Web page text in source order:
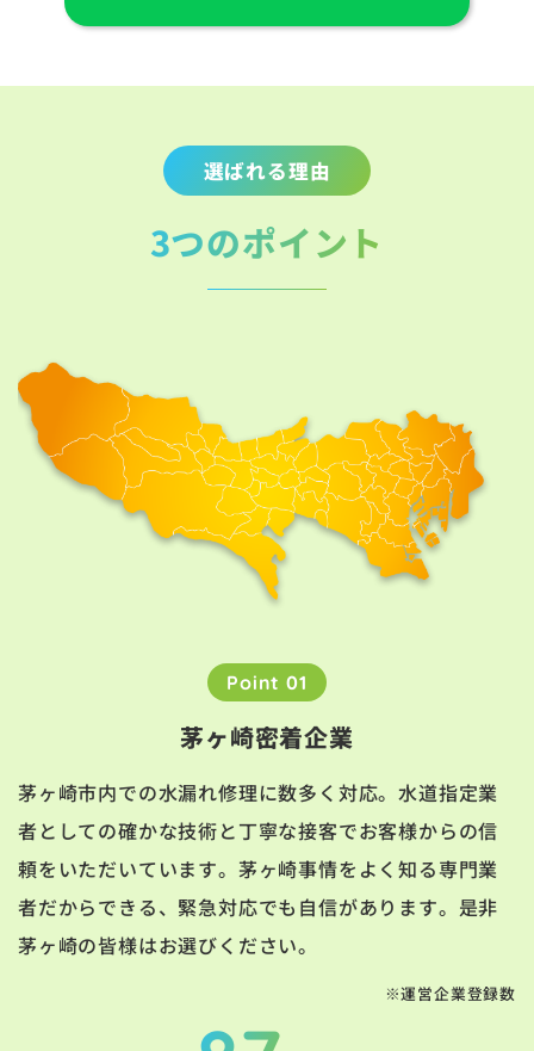
選ばれる理由
3つのポイント
Point 01
茅ヶ崎密着企業
茅ヶ崎市内での水漏れ修理に数多く対応。水道指定業
者としての確かな技術と丁寧な接客でお客様からの信
頼をいただいています。茅ヶ崎事情をよく知る専門業
者だからできる、緊急対応でも自信があります。是非
茅ヶ崎の皆様はお選びください。
※運営企業登録数